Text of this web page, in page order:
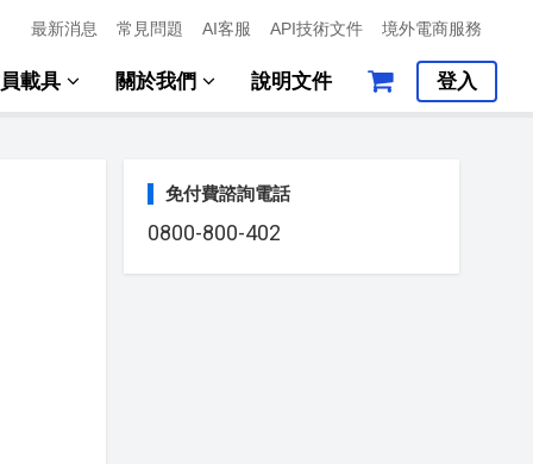
最新消息 常見問題 AI客服 API技術文件 境外電商服務
載具 關於我們 說明文件 登入
免付費諮詢電話
0800-800-402